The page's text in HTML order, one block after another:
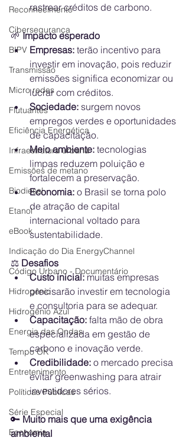
Reconhecimento
Cibersegurança
BIPV
Transmissão
Micro redes
Flutuantes
Eficiência Energética
Infraestrutura urbana
Emissões de metano
Biodiesel
Etanol
eBook
Indicação do Dia EnergyChannel
Código Urbano - Documentário
Hidrogênio
Hidrogênio Azul
Energia das Ondas
Tempo OK
Entretenimento
Políticas Públicas
Série Especial
Economia
rastrear créditos de carbono.
🌱 Impacto esperado
Empresas: terão incentivo para
investir em inovação, pois reduzir
emissões significa economizar ou
lucrar com créditos.
Sociedade: surgem novos
empregos verdes e oportunidades
de capacitação.
Meio ambiente: tecnologias
limpas reduzem poluição e
fortalecem a preservação.
Economia: o Brasil se torna polo
de atração de capital
internacional voltado para
sustentabilidade.
⚖️ Desafios
Custo inicial: muitas empresas
precisarão investir em tecnologia
e consultoria para se adequar.
Capacitação: falta mão de obra
especializada em gestão de
carbono e inovação verde.
Credibilidade: o mercado precisa
evitar greenwashing para atrair
investidores sérios.
🔑 Muito mais que uma exigência
ambiental